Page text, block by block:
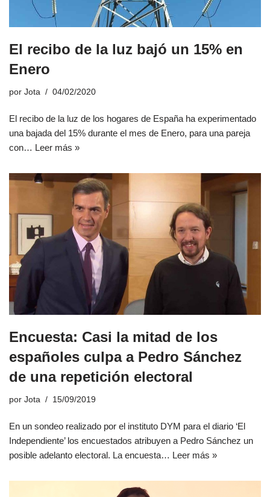
El recibo de la luz bajó un 15% en
Enero
por Jota 04/02/2020
El recibo de la luz de los hogares de España ha experimentado
una bajada del 15% durante el mes de Enero, para una pareja
con… Leer más »
Encuesta: Casi la mitad de los
españoles culpa a Pedro Sánchez
de una repetición electoral
por Jota 15/09/2019
En un sondeo realizado por el instituto DYM para el diario ‘El
Independiente’ los encuestados atribuyen a Pedro Sánchez un
posible adelanto electoral. La encuesta… Leer más »